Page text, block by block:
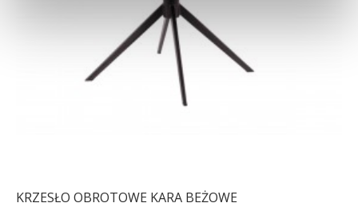
KRZESŁO OBROTOWE KARA BEŻOWE